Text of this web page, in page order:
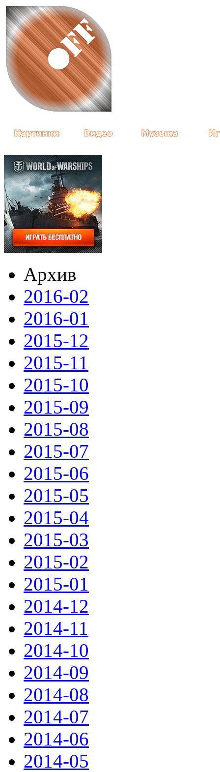
Архив
2016-02
2016-01
2015-12
2015-11
2015-10
2015-09
2015-08
2015-07
2015-06
2015-05
2015-04
2015-03
2015-02
2015-01
2014-12
2014-11
2014-10
2014-09
2014-08
2014-07
2014-06
2014-05